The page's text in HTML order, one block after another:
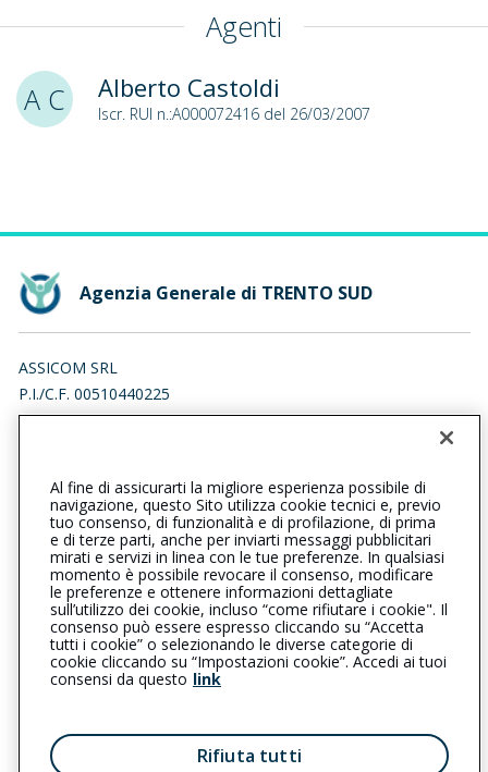
Agenti
A C
Alberto Castoldi
Iscr. RUI n.:A000072416 del 26/03/2007
Agenzia Generale di TRENTO SUD
ASSICOM SRL
P.I./C.F. 00510440225
CENTRO DIREZIONALE TRENTO SUD 13, 38123 TRENTO (TN)
0461822321 0461826070
trentosud@cattolica.it
raccomandata@pec.assicom-trento.it
L’intermediario è soggetto al controllo dell’IVASS. Consulta il
Registro RUI al seguentelink
Privacy | Cookie |
Il Gruppo Generali
Al fine di assicurarti la migliore esperienza possibile di
navigazione, questo Sito utilizza cookie tecnici e, previo
tuo consenso, di funzionalità e di profilazione, di prima
e di terze parti, anche per inviarti messaggi pubblicitari
mirati e servizi in linea con le tue preferenze. In qualsiasi
momento è possibile revocare il consenso, modificare
le preferenze e ottenere informazioni dettagliate
sull’utilizzo dei cookie, incluso “come rifiutare i cookie". Il
consenso può essere espresso cliccando su “Accetta
tutti i cookie” o selezionando le diverse categorie di
cookie cliccando su “Impostazioni cookie”. Accedi ai tuoi
consensi da questo link
Rifiuta tutti